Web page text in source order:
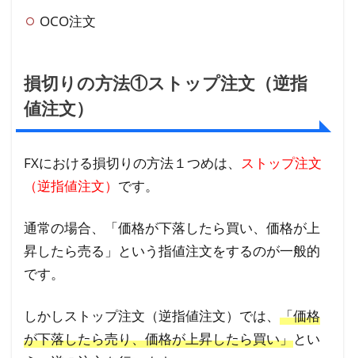
OCO注文
損切りの方法①ストップ注文（逆指
値注文）
FXにおける損切りの方法１つめは、 ストップ注文
（逆指値注文） です。
通常の場合、「価格が下落したら買い、価格が上
昇したら売る」という指値注文をするのが一般的
です。
しかしストップ注文（逆指値注文）では、 「価格
が下落したら売り、価格が上昇したら買い」とい